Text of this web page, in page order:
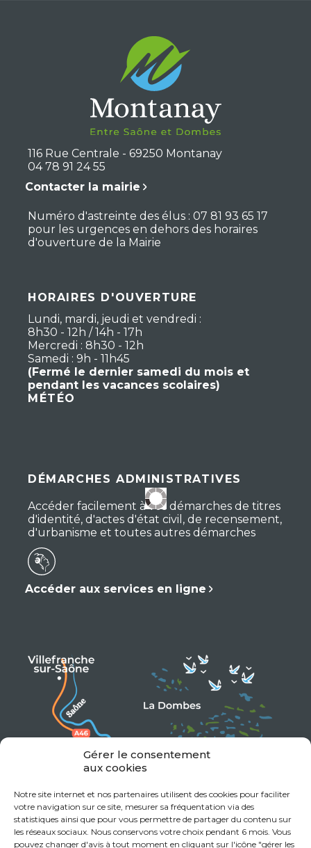
Gérer le consentement
aux cookies
Notre site internet et nos partenaires utilisent des cookies pour faciliter
votre navigation sur ce site, mesurer sa fréquentation via des
statistiques ainsi que pour vous permettre de partager du contenu sur
les réseaux sociaux. Nous conservons votre choix pendant 6 mois. Vous
pouvez changer d'avis à tout moment en cliquant sur l'icône "gérer les
116 Rue Centrale - 69250 Montanay
04 78 91 24 55
Contacter la mairie
Numéro d'astreinte des élus : 07 81 93 65 17
pour les urgences en dehors des horaires
d'ouverture de la Mairie
HORAIRES D'OUVERTURE
Lundi, mardi, jeudi et vendredi :
8h30 - 12h / 14h - 17h
Mercredi : 8h30 - 12h
Samedi : 9h - 11h45
(Fermé le dernier samedi du mois et
pendant les vacances scolaires)
MÉTÉO
DÉMARCHES ADMINISTRATIVES
Accéder facilement à vos démarches de titres
d'identité, d'actes d'état civil, de recensement,
d'urbanisme et toutes autres démarches
Accéder aux services en ligne